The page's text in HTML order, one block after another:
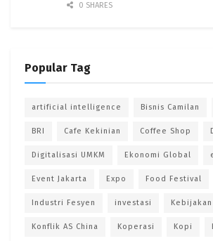
0 SHARES
Popular Tag
artificial intelligence Bisnis Camilan
BRI Cafe Kekinian Coffee Shop
Digitalisasi UMKM Ekonomi Global
Event Jakarta Expo Food Festival
Industri Fesyen investasi
Konflik AS China Koperasi Kopi